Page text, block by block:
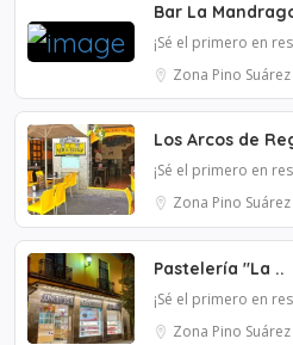
Bar La
¡Sé el primero en
Zona Pino Suárez
Los Arcos de
¡Sé el primero en
Zona Pino Suárez
Pastelería "La ..
¡Sé el primero en
Zona Pino Suárez